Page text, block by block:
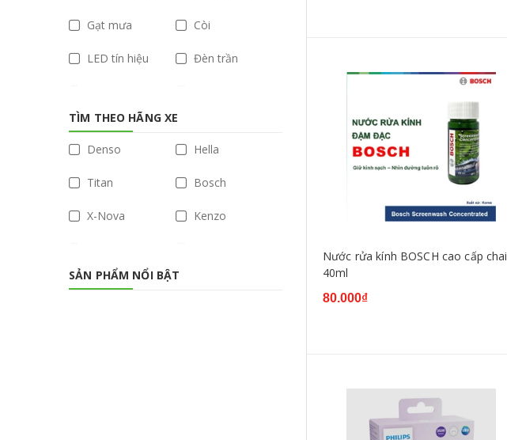
Nước rửa kính BOSCH cao cấp chai
40ml
80.000₫
Gạt mưa Còi
LED tín hiệu Đèn trần
CANbus
Bi Gầm Halogen
LED nội ngoại thất
Xenon Đèn lùi
Đèn trần Festoon
TÌM THEO HÃNG XE
Denso Hella
Titan Bosch
X-Nova Kenzo
TUN
SẢN PHẨM NỔI BẬT